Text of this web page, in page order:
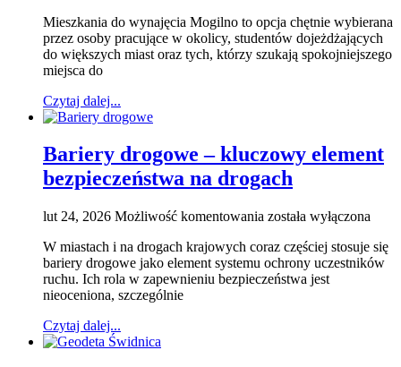
wynajęcia
w
Mogilnie
Mieszkania do wynajęcia Mogilno to opcja chętnie wybierana
przez osoby pracujące w okolicy, studentów dojeżdżających
do większych miast oraz tych, którzy szukają spokojniejszego
miejsca do
Czytaj dalej...
Bariery drogowe – kluczowy element
bezpieczeństwa na drogach
lut 24, 2026 Możliwość komentowania Bariery
–
kluczowy
element
została wyłączona
W miastach i na drogach krajowych coraz częściej stosuje się
bariery drogowe jako element systemu ochrony uczestników
ruchu. Ich rola w zapewnieniu bezpieczeństwa jest
nieoceniona, szczególnie
Czytaj dalej...